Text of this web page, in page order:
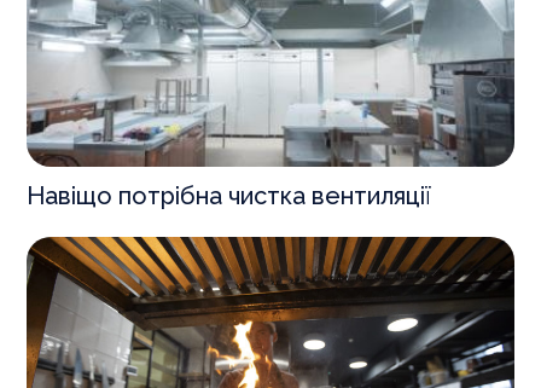
Навіщо потрібна чистка вентиляції